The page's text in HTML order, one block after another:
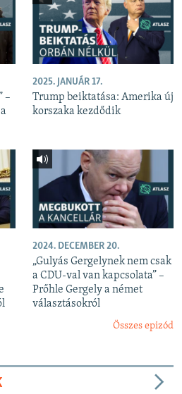
–
2025. JANUÁR 17.
Trump beiktatása: Amerika új
korszaka kezdődik
2024. DECEMBER 20.
„Gulyás Gergelynek nem csak
a CDU-val van kapcsolata” –
Prőhle Gergely a német
választásokról
Összes epizód